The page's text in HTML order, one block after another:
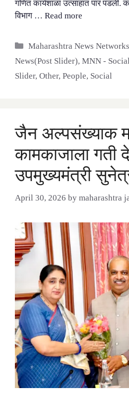
गणित कार्यशाळा उत्साहात पार पडली.
विभाग … Read more
Categories
Maharashtra News Networks
News(Post Slider), MNN -
Slider, Other, People, Social
जैन अल्पसंख्याक
कामकाजाला गती
उपमुख्यमंत्री
April 30, 2026 by maharashtra